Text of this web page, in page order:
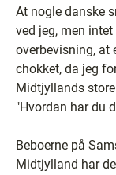
At nogle danske
ved jeg, men
overbevisning, at
chokket, da jeg
Midtjyllands
"Hvordan har du
Beboerne på
Midtjylland har